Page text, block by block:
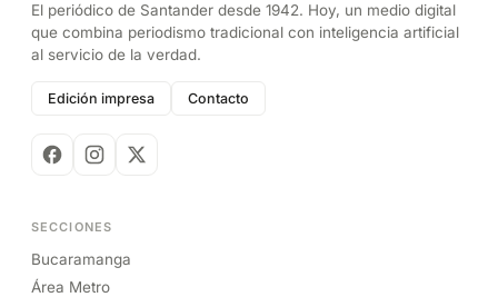
El periódico de Santander desde 1942. Hoy, un medio digital
que combina periodismo tradicional con inteligencia artificial
al servicio de la verdad.
Edición impresa Contacto
SECCIONES
Bucaramanga
Área Metro